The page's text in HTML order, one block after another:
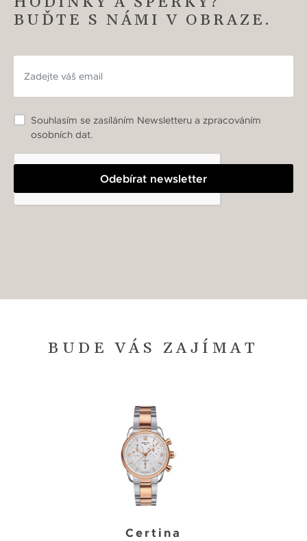
BUĎTE S NÁMI V OBRAZE.
Odebírat newsletter
Souhlasím se zasíláním Newsletteru a zpracováním
osobních dat.
BUDE VÁS ZAJÍMAT
Certina